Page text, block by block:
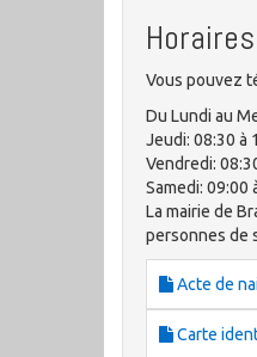
Vous pouvez
Du Lundi au
Jeudi: 08:30 à
Vendredi:
Samedi: 09:00
La mairie de
personnes de
Acte de
Carte